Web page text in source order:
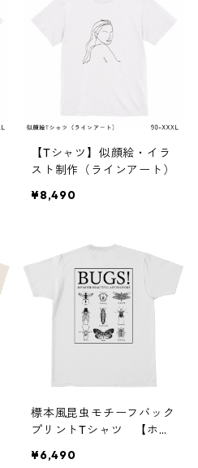
【Tシャツ】似顔絵・イラ
スト制作（ラインアート）
¥8,490
標本風昆虫モチーフバック
プリントTシャツ 【ホワ
¥6,490